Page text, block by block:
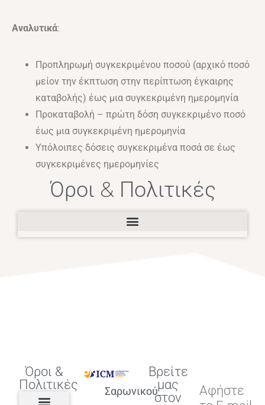
Αναλυτικά:
Προπληρωμή συγκεκριμένου ποσού (αρχικό ποσό
μείον την έκπτωση στην περίπτωση έγκαιρης
καταβολής) έως μια συγκεκριμένη ημερομηνία
Προκαταβολή – πρώτη δόση συγκεκριμένο ποσό
έως μια συγκεκριμένη ημερομηνία
Υπόλοιπες δόσεις συγκεκριμένα ποσά σε έως
συγκεκριμένες ημερομηνίες
Όροι & Πολιτικές
Όροι &
Πολιτικές
Σαρωνικού
Βρείτε
μας
στον
Αφήστε